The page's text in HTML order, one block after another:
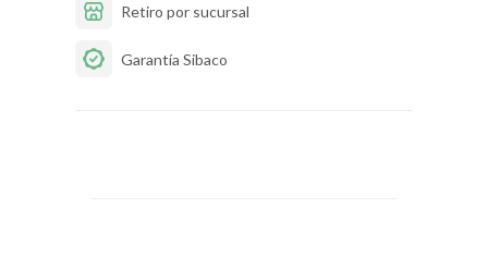
Retiro por sucursal
Garantía Sibaco